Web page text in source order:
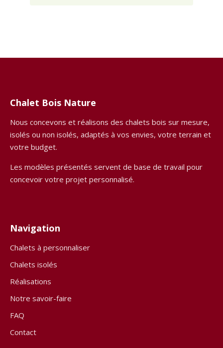
Chalet Bois Nature
Nous concevons et réalisons des chalets bois sur mesure,
isolés ou non isolés, adaptés à vos envies, votre terrain et
votre budget.
Les modèles présentés servent de base de travail pour
concevoir votre projet personnalisé.
Navigation
Chalets à personnaliser
Chalets isolés
Réalisations
Notre savoir-faire
FAQ
Contact